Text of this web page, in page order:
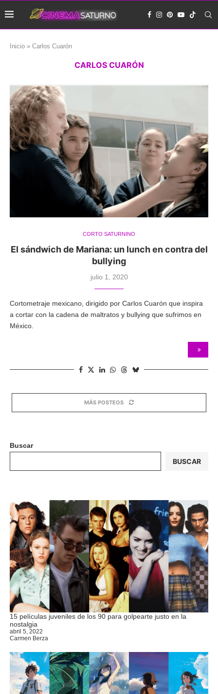
Inicio » Carlos Cuarón
CARLOS CUARÓN
CORTO SATURNINO
El sándwich de Mariana: un lunch en contra del
bullying
julio 1, 2020
Cortometraje mexicano, dirigido por Carlos Cuarón que inspira
a cortar con la cadena de maltratos y bullying que sufrimos en
México.
MÁS POSTEOS
Buscar
BUSCAR
15 películas juveniles de los 90 para golpearte justo en la
nostalgia
abril 5, 2022
Carmen Berza